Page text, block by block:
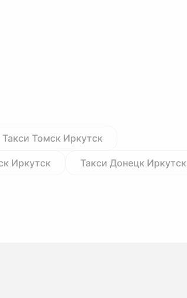
Такси Томск Иркутск
Иркутск Такси Донецк Иркутск